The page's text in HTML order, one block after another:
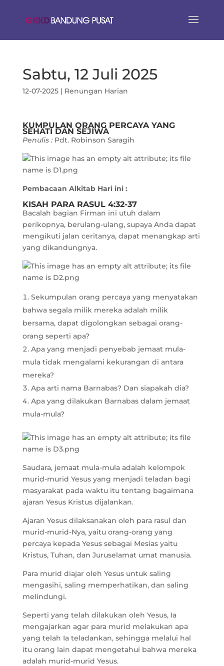
Sabtu, 12 Juli 2025
12-07-2025| Renungan Harian
KUMPULAN ORANG PERCAYA YANG
SEHATI DAN SEJIWA
Penulis : Pdt. Robinson Saragih
Pembacaan Alkitab Hari ini :
KISAH PARA RASUL 4:32-37
Bacalah bagian Firman ini utuh dalam
perikopnya, berulang-ulang, supaya Anda dapat
mengikuti jalan ceritanya, dapat menangkap arti
yang dikandungnya.
Sekumpulan orang percaya yang menyatakan
bahwa segala milik mereka adalah milik
bersama, dapat digolongkan sebagai orang-
orang seperti apa?
Apa yang menjadi penyebab jemaat mula-
mula tidak mengalami kekurangan di antara
mereka?
Apa arti nama Barnabas? Dan siapakah dia?
Apa yang dilakukan Barnabas dalam jemaat
mula-mula?
Saudara, jemaat mula-mula adalah kelompok
murid-murid Yesus yang menjadi teladan bagi
masyarakat pada waktu itu tentang bagaimana
ajaran Yesus Kristus dijalankan.
Ajaran Yesus dilaksanakan oleh para rasul dan
murid-murid-Nya, yaitu orang-orang yang
percaya kepada Yesus sebagai Mesias yaitu
Kristus, Tuhan, dan Juruselamat umat manusia.
Para murid diajar oleh Yesus untuk saling
mengasihi, saling memperhatikan, dan saling
melindungi.
Seperti yang telah dilakukan oleh Yesus, Ia
mengajarkan agar para murid melakukan apa
yang telah Ia teladankan, sehingga melalui hal
itu orang lain dapat mengetahui bahwa mereka
adalah murid-murid Yesus.